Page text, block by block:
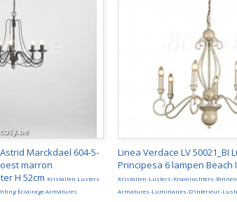
Marckdael 604-5-
marron
H 52cm Kristallen Lusters
Éclairage Armatures
Linea Verdace LV 50021_BI
Principesa 6 lampen Beach
Kristallen-Lusters-Kroonluchters-
Armatures-Luminaires-D'intérieur-